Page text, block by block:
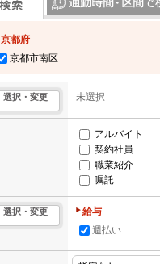
京都府
京都市南区
選択・変更 未選択
アルバイト
契約社員
職業紹介
嘱託
選択・変更
給与
週払い